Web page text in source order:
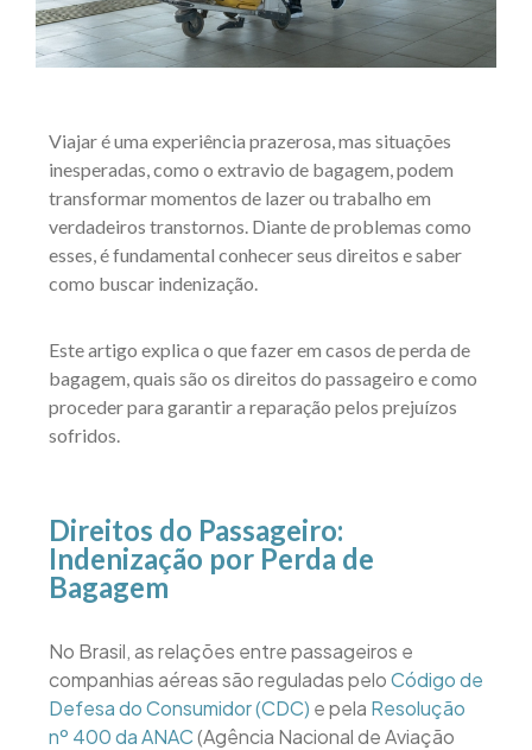
Viajar é uma experiência prazerosa, mas situações
inesperadas, como o extravio de bagagem, podem
transformar momentos de lazer ou trabalho em
verdadeiros transtornos. Diante de problemas como
esses, é fundamental conhecer seus direitos e saber
como buscar indenização.
Este artigo explica o que fazer em casos de perda de
bagagem, quais são os direitos do passageiro e como
proceder para garantir a reparação pelos prejuízos
sofridos.
Direitos do Passageiro:
Indenização por Perda de
Bagagem
No Brasil, as relações entre passageiros e
companhias aéreas são reguladas peloCódigo de
Defesa do Consumidor (CDC) e pela Resolução
nº 400 da ANAC(Agência Nacional de Aviação